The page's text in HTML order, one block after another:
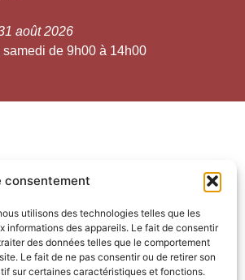
consentement
utilisons des technologies telles que les
informations des appareils. Le fait de consentir
des données telles que le comportement
Le fait de ne pas consentir ou de retirer son
sur certaines caractéristiques et fonctions.
août 2026
de 9h00 à 14h00